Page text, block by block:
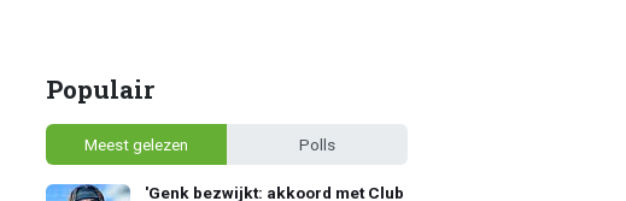
Populair
Meest gelezen Polls
'Genk bezwijkt: akkoord met Club